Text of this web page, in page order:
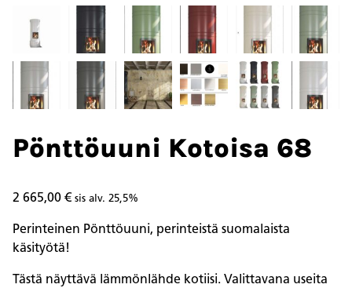
Pönttöuuni Kotoisa 68
2 665,00 € sis alv. 25,5%
Perinteinen Pönttöuuni, perinteistä suomalaista
käsityötä!
Tästä näyttävä lämmönlähde kotiisi. Valittavana useita